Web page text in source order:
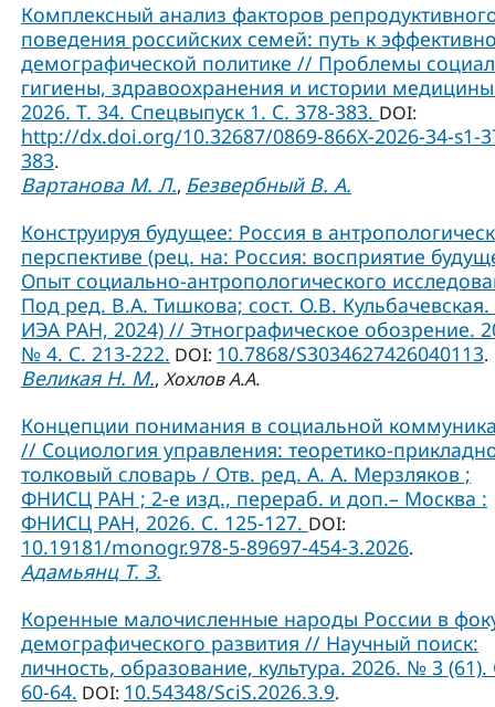
Комплексный анализ факторов
поведения российских семей: путь к
демографической политике // Проблемы
гигиены, здравоохранения и истории
2026. Т. 34. Спецвыпуск 1. С. 378-383. DOI:
http://dx.doi.org/10.32687/0869-866X-2026-34-s1-
383.
Вартанова М. Л., Безвербный В. А.
Конструируя будущее: Россия в
перспективе (рец. на: Россия: восприятие
Опыт социально-антропологического
Под ред. В.А. Тишкова; сост. О.В.
ИЭА РАН, 2024) // Этнографическое обозрение.
№ 4. С. 213-222. DOI: 10.7868/S3034627426040113.
Великая Н. М., Хохлов А.А.
Концепции понимания в социальной
// Социология управления: теоретико-
толковый словарь / Отв. ред. А. А. Мерзляков ;
ФНИСЦ РАН ; 2-е изд., перераб. и доп.– Москва :
ФНИСЦ РАН, 2026. С. 125-127. DOI:
10.19181/monogr.978-5-89697-454-3.2026.
Адамьянц Т. З.
Коренные малочисленные народы России в
демографического развития // Научный поиск:
личность, образование, культура. 2026. № 3 (61).
60-64. DOI: 10.54348/SciS.2026.3.9.